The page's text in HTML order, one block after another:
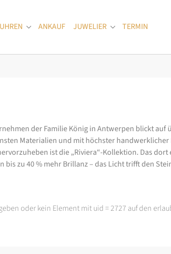
for "Schmuck"
UHREN Submenu for "Uhren"
ANKAUF JUWELIER Submenu for
TERMIN
der Familie König in Antwerpen blickt auf
Materialien und mit höchster handwerklicher
ist die „Riviera“-Kollektion. Das
zu 40 % mehr Brillanz – das Licht trifft den
oder kein Element mit uid = 2727 auf den